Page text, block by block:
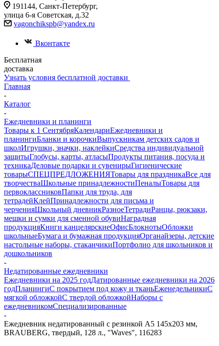
191144, Санкт-Петербург,
улица 6-я Советская, д.32
vagonchikspb@yandex.ru
Вконтакте
Бесплатная
доставка
Узнать условия бесплатной доставки
Главная
-
Каталог
-
Ежедневники и планинги
Товары к 1 СентябряКалендариЕжедневники и
планингиБланки и корочкиВыпускникам детских садов и
школИгрушки, значки, наклейкиСредства индивидуальной
защитыГлобусы, карты, атласыПродукты питания, посуда и
техникаДеловые подарки и сувенирыГигиенические
товарыСПЕЦПРЕДЛОЖЕНИЯТовары для праздникаВсе для
творчестваШкольные принадлежностиПеналыТовары для
первоклассниковПапки для труда, для
тетрадейКлейПринадлежности для письма и
черченияШкольный дневникРазноеТетрадиРанцы, рюкзаки,
мешки и сумки для сменной обувиНаградная
продукцияКниги канцелярскиеОфисБлокнотыОбложки
школьныеБумага и бумажная продукцияОрганайзеры, детские
настольные наборы, стаканчикиПортфолио для школьников и
дошкольников
-
Недатированные ежедневники
Ежедневники на 2025 годДатированные ежедневники на 2026
годПланингиС покрытием под кожу и тканьЕженедельникиС
мягкой обложкойС твердой обложкойНаборы с
ежедневникомСпециализированные
-
Ежедневник недатированный с резинкой А5 145х203 мм,
BRAUBERG, твердый, 128 л., "Waves", 116283